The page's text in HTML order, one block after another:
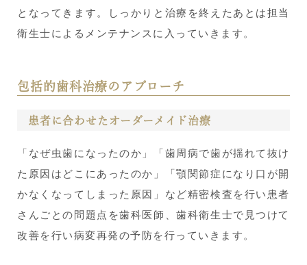
となってきます。しっかりと治療を終えたあとは担当
衛生士によるメンテナンスに入っていきます。
包括的歯科治療のアプローチ
患者に合わせたオーダーメイド治療
「なぜ虫歯になったのか」「歯周病で歯が揺れて抜け
た原因はどこにあったのか」「顎関節症になり口が開
かなくなってしまった原因」など精密検査を行い患者
さんごとの問題点を歯科医師、歯科衛生士で見つけて
改善を行い病変再発の予防を行っていきます。